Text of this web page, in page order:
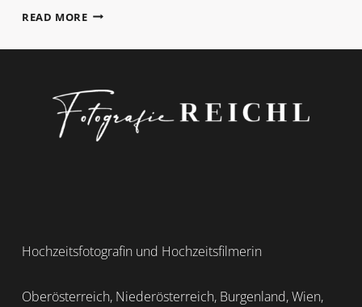
READ MORETHERESA
JONAS
Hochzeitsfotografin und Hochzeitsfilmerin
Oberösterreich, Niederösterreich, Burgenland, Wien,